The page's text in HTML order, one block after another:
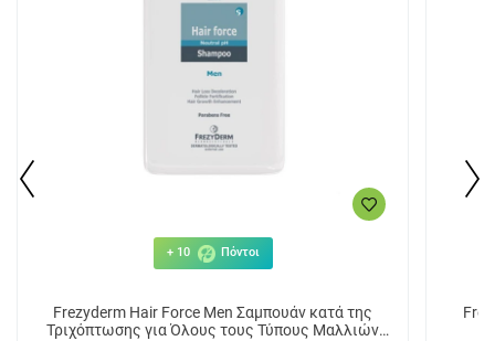
+ 10 Πόντοι
Frezyderm Hair Force Men Σαμπουάν κατά της
Τριχόπτωσης για Όλους τους Τύπους Μαλλιών